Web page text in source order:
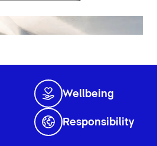
Wellbeing
Responsibility